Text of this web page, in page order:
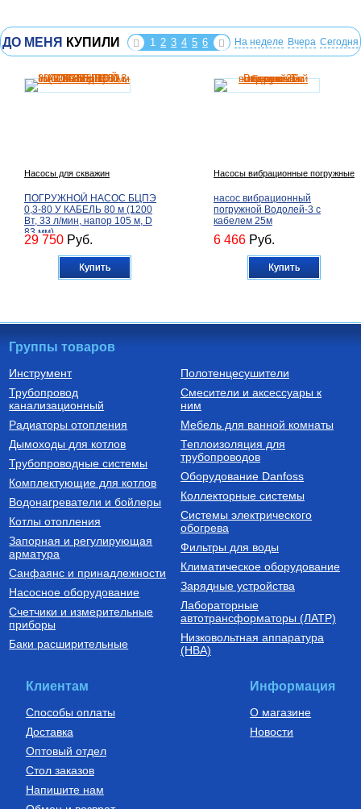
ДО МЕНЯ КУПИЛИ 1 2 3 4 5 6 На неделе Вчера Сегодня
Насосы для скважин
ПОГРУЖНОЙ НАСОС БЦПЭ
0,3-80 У КАБЕЛЬ 80 м (1200
Вт, 33 л/мин, напор 105 м, D
83 мм)
29 750 Руб.
Купить
Насосы вибрационные погружные
насос вибрационный
погружной Водолей-3 с
кабелем 25м
6 466 Руб.
Купить
Бойлеры (водонагреватели
косвенного нагрева)
нагрева напольный из
нержавеющей стали STINOX F
500 л., арт.: 805F0050
127 190Руб.
Купить
Трубы из сшитого полиэтилена
Труба напорная из сшитого
полиэтилена с барьерным
слоем EVOH, тип PE-Xa
16(2.2) бухта 100 м,
VA1622.3.C.100
7 300Руб.
Котлы газовые настенные
Котел газовый настенный
одноконтурный Vitabel HF 32
63 890Руб.
Купить
Дымоходы для котлов DN 80
(традиционные)
Элемент дымохода DN80
Руб.
Купить
Группы товаров
Инструмент
Трубопровод
канализационный
Радиаторы отопления
Дымоходы для котлов
Трубопроводные системы
Комплектующие для котлов
Водонагреватели и бойлеры
Котлы отопления
Запорная и регулирующая
арматура
Санфаянс и принадлежности
Насосное оборудование
Счетчики и измерительные
приборы
Баки расширительные
Полотенцесушители
Смесители и аксессуары к
ним
Мебель для ванной комнаты
Теплоизоляция для
трубопроводов
Оборудование Danfoss
Коллекторные системы
Системы электрического
обогрева
Фильтры для воды
Климатическое оборудование
Зарядные устройства
Лабораторные
автотрансформаторы (ЛАТР)
Низковольтная аппаратура
(НВА)
Клиентам
Способы оплаты
Доставка
Оптовый отдел
Стол заказов
Напишите нам
Информация
О магазине
Новости